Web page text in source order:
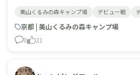
もあって雰囲気も良く何より独り
💖 息子は２歳でテントデビューして
美山くるみの森キャンプ場 デビュー戦
京都 | 美山くるみの森キャンプ場
0 21